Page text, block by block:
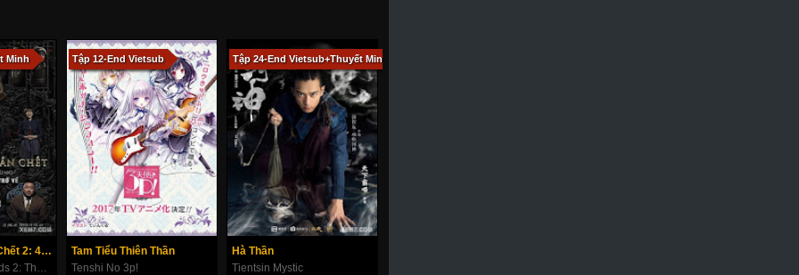
354 355 356 357 360
366 - Tập Cuối
Minh
Thử Thách Thần Chết 2: 49 Ngày Cuối Cùng
Along With the Gods 2: The Last 49 Days
Tập 12-End Vietsub
Tam Tiểu Thiên Thần
Tenshi No 3p!
Tập 24-End Vietsub+Thuyết Minh
Hà Thần
Tientsin Mystic